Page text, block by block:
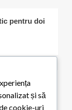
pentru doi
de
și să
cookie-uri